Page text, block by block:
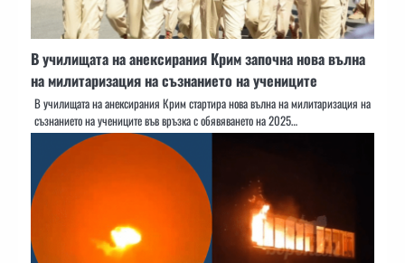
В училищата на анексирания Крим започна нова вълна
на милитаризация на съзнанието на учениците
В училищата на анексирания Крим стартира нова вълна на милитаризация на
съзнанието на учениците във връзка с обявяването на 2025…